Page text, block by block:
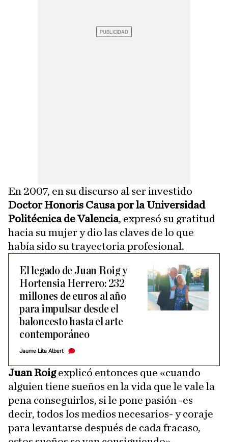
En 2007, en su discurso al ser investido
Doctor Honoris Causa por la Universidad
Politécnica de Valencia, expresó su gratitud
hacia su mujer y dio las claves de lo que
había sido su trayectoria profesional.
El legado de Juan Roig y
Hortensia Herrero: 232
millones de euros al año
para impulsar desde el
baloncesto hasta el arte
contemporáneo
Jaume Lita Albert
Juan Roigexplicó entonces que «cuando
alguien tiene sueños en la vida que le vale la
pena conseguirlos, si le pone pasión -es
decir, todos los medios necesarios- y coraje
para levantarse después de cada fracaso,